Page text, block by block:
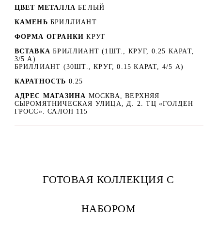
ЦВЕТ МЕТАЛЛА БЕЛЫЙ
КАМЕНЬ БРИЛЛИАНТ
ФОРМА ОГРАНКИ КРУГ
ВСТАВКА БРИЛЛИАНТ (1ШТ., КРУГ, 0.25 КАРАТ,
3/5 А)
БРИЛЛИАНТ (30ШТ., КРУГ, 0.15 КАРАТ, 4/5 А)
КАРАТНОСТЬ 0.25
АДРЕС МАГАЗИНА МОСКВА, ВЕРХНЯЯ
СЫРОМЯТНИЧЕСКАЯ УЛИЦА, Д. 2. ТЦ «ГОЛДЕН
ГРОСС». САЛОН 115
ГОТОВАЯ КОЛЛЕКЦИЯ С
НАБОРОМ